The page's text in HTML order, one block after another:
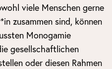
viele Menschen gerne
zusammen sind, können
Monogamie
gesellschaftlichen
oder diesen Rahmen